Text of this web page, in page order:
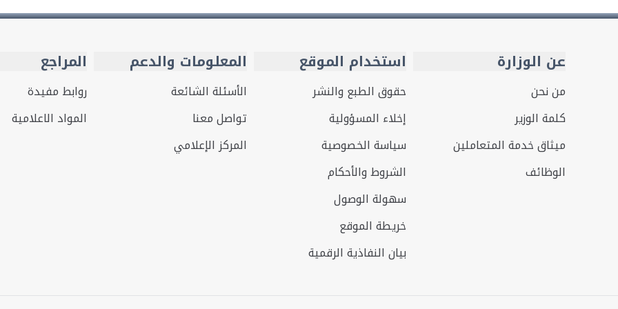
عن الوزارة
من نحن
كلمة الوزير
ميثاق خدمة المتعاملين
الوظائف
استخدام الموقع
حقوق الطبع والنشر
إخلاء المسؤولية
سياسة الخصوصية
الشروط والأحكام
سهولة الوصول
خريطة الموقع
بيان النفاذية الرقمية
المعلومات والدعم
الأسئلة الشائعة
تواصل معنا
المركز الإعلامي
المراجع
روابط مفيدة
المواد الاعلامية